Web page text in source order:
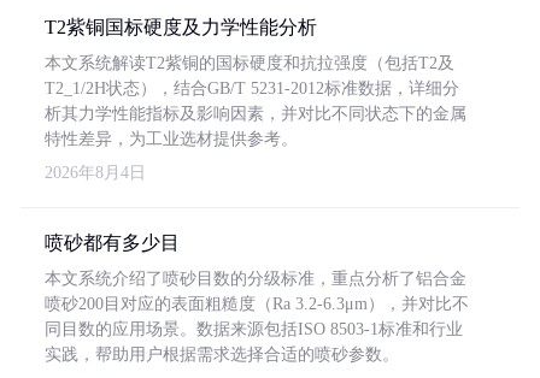
T2紫铜国标硬度及力学性能分析
本文系统解读T2紫铜的国标硬度和抗拉强度（包括T2及
T2_1/2H状态），结合GB/T 5231-2012标准数据，详细分
析其力学性能指标及影响因素，并对比不同状态下的金属
特性差异，为工业选材提供参考。
2026年8月4日
喷砂都有多少目
本文系统介绍了喷砂目数的分级标准，重点分析了铝合金
喷砂200目对应的表面粗糙度（Ra 3.2-6.3μm），并对比不
同目数的应用场景。数据来源包括ISO 8503-1标准和行业
实践，帮助用户根据需求选择合适的喷砂参数。